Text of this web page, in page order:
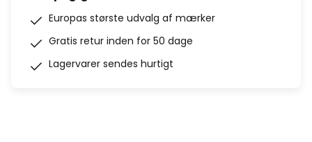
Europas største udvalg af mærker
Gratis retur inden for 50 dage
Lagervarer sendes hurtigt